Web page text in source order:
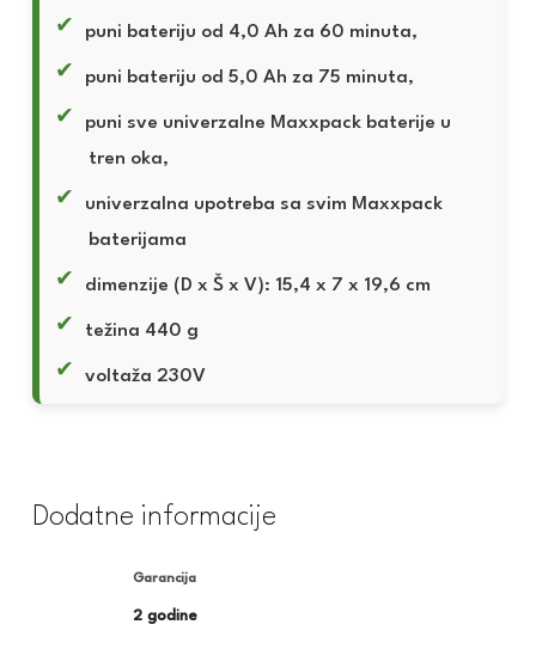
puni bateriju od 4,0 Ah za 60 minuta,
puni bateriju od 5,0 Ah za 75 minuta,
puni sve univerzalne Maxxpack baterije u
tren oka,
univerzalna upotreba sa svim Maxxpack
baterijama
dimenzije (D x Š x V): 15,4 x 7 x 19,6 cm
težina 440 g
voltaža 230V
Dodatne informacije
Garancija
2 godine